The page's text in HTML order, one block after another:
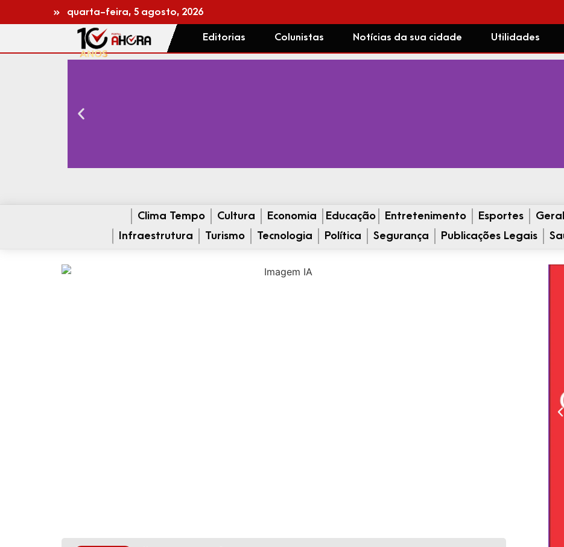
quarta-feira, 5 agosto, 2026
Editorias Colunistas Notícias da sua cidade Utilidades
Clima Tempo Cultura Economia Educação Entretenimento Esportes Geral
Infraestrutura
Turismo Tecnologia Política Segurança Publicações Legais